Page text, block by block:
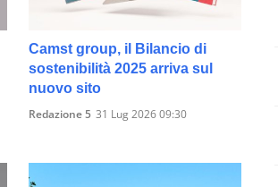
Camst group, il Bilancio di
sostenibilità 2025 arriva sul
nuovo sito
Redazione 5 31 Lug 2026 09:30